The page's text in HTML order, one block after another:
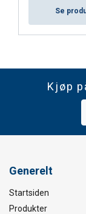
Advarsel:
Se
Kjøp
Generelt
Startsiden
Produkter